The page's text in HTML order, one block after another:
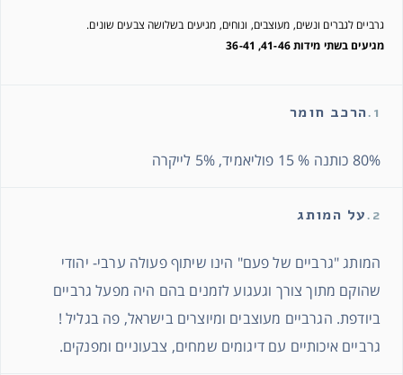
גרביים לגברים ונשים, מעוצבים, ונוחים, מגיעים בשלושה צבעים שונים.
מגיעים בשתי מידות 41-46, 36-41
1. הרכב חומר
80% כותנה % 15 פוליאמיד, 5% לייקרה
2. על המותג
המותג "גרביים של פעם" הינו שיתוף פעולה ערבי- יהודי
שהוקם מתוך צורך וגעגוע לזמנים בהם היה מפעל גרביים
ביודפת. הגרביים מעוצבים ומיוצרים בישראל, פה בגליל !
גרביים איכותיים עם דיגומים שמחים, צבעוניים ומפנקים.